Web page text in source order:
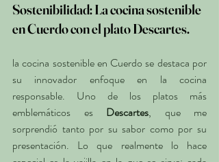
Sostenibilidad: La cocina sostenible
en Cuerdo con el plato Descartes.
la cocina sostenible en Cuerdo se destaca por
su innovador enfoque en la cocina
responsable. Uno de los platos más
emblemáticos es Descartes, que me
sorprendió tanto por su sabor como por su
presentación. Lo que realmente lo hace